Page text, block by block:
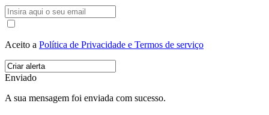
Aceito a Política de Privacidade e Termos de serviço
Enviado
A sua mensagem foi enviada com sucesso.